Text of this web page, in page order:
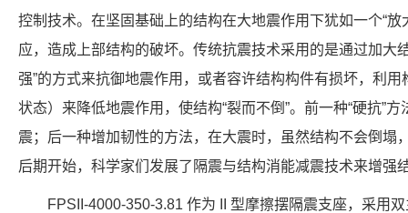
控制技术。在坚固基础上的结构在大地震作用下犹如一个“
应，造成上部结构的破坏。传统抗震技术采用的是通过加大
强”的方式来抗御地震作用，或者容许结构构件有损坏，利
状态）来降低地震作用，使结构“裂而不倒”。前一种“硬抗”
震；后一种增加韧性的方法，在大震时，虽然结构不会倒塌
后期开始，科学家们发展了隔震与结构消能减震技术来增强
FPSII-4000-350-3.81 作为 II 型摩擦摆隔震支座，采用